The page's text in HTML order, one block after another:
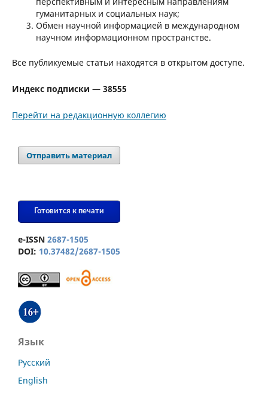
гуманитарных и социальных наук;
Обмен научной информацией в международном
научном информационном пространстве.
Все публикуемые статьи находятся в открытом доступе.
Индекс подписки — 38555
Перейти на редакционную коллегию
Отправить материал
Готовится к печати
e-ISSN 2687-1505
DOI: 10.37482/2687-1505
Язык
Русский
English